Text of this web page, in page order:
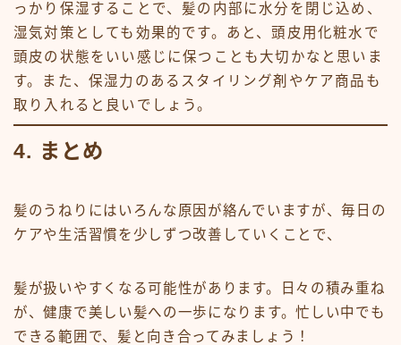
っかり保湿することで、髪の内部に水分を閉じ込め、
湿気対策としても効果的です。あと、頭皮用化粧水で
頭皮の状態をいい感じに保つことも大切かなと思いま
す。また、保湿力のあるスタイリング剤やケア商品も
取り入れると良いでしょう。
4. まとめ
髪のうねりにはいろんな原因が絡んでいますが、毎日の
ケアや生活習慣を少しずつ改善していくことで、
髪が扱いやすくなる可能性があります。日々の積み重ね
が、健康で美しい髪への一歩になります。忙しい中でも
できる範囲で、髪と向き合ってみましょう！